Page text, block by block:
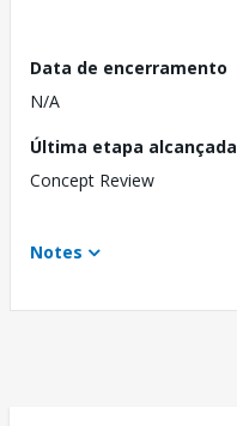
Data de encerramento
N/A
Última etapa alcançada
Concept Review
Notes